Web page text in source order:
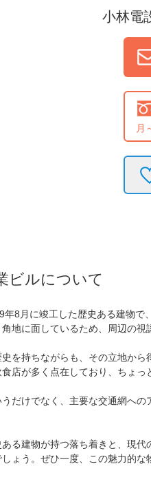
小林電
月
ビルについて
年8月に竣工した歴史ある建物
地に面しているため、周辺の
を持ちながらも、その立地か
店が多く点在しており、ちょっ
だけでなく、主要な交通網へ
る建物が持つ落ち着きと、現
ょう。ぜひ一度、この魅力的な